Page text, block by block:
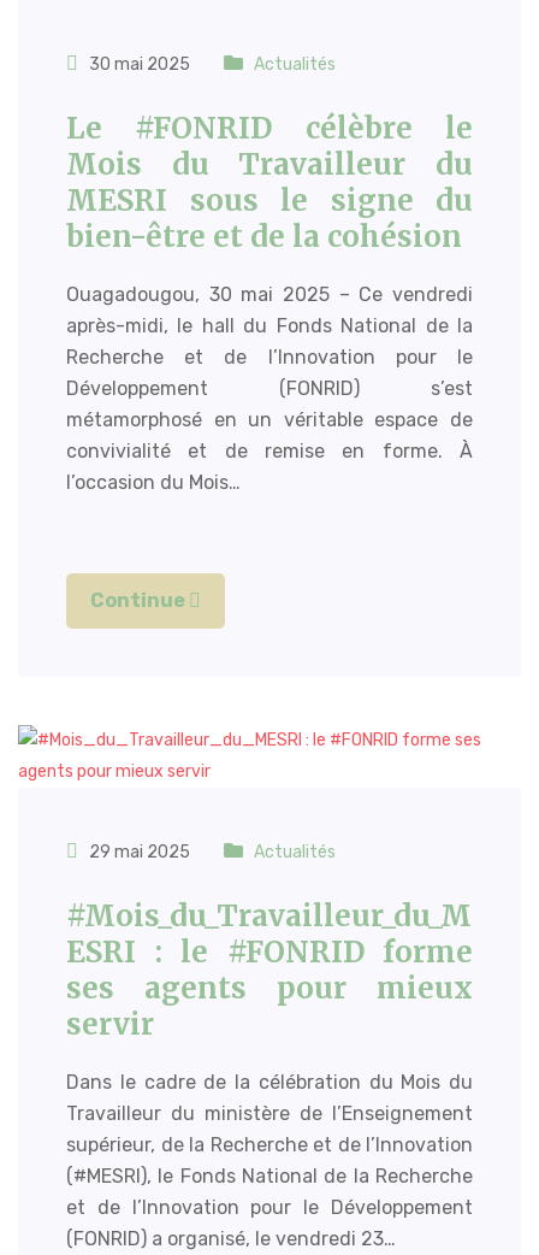
30 mai 2025 Actualités
Le #FONRID célèbre le
Mois du Travailleur du
MESRI sous le signe du
bien-être et de la cohésion
Ouagadougou, 30 mai 2025 – Ce vendredi
après-midi, le hall du Fonds National de la
Recherche et de l’Innovation pour le
Développement (FONRID) s’est
métamorphosé en un véritable espace de
convivialité et de remise en forme. À
l’occasion du Mois…
Continue
29 mai 2025 Actualités
#Mois_du_Travailleur_du_M
ESRI : le #FONRID forme
ses agents pour mieux
servir
Dans le cadre de la célébration du Mois du
Travailleur du ministère de l’Enseignement
supérieur, de la Recherche et de l’Innovation
(#MESRI), le Fonds National de la Recherche
et de l’Innovation pour le Développement
(FONRID) a organisé, le vendredi 23…